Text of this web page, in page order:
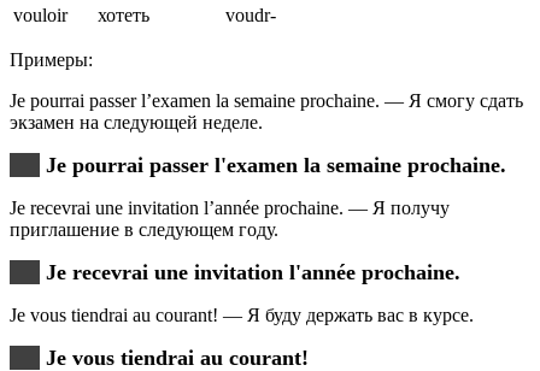
vouloir
хотеть voudr-
Примеры:
Je pourrai passer l’examen la semaine prochaine. — Я смогу сдать
экзамен на следующей неделе.
Je pourrai passer l'examen la semaine prochaine.
Je recevrai une invitation l’année prochaine. — Я получу
приглашение в следующем году.
Je recevrai une invitation l'année prochaine.
Je vous tiendrai au courant! — Я буду держать вас в курсе.
Je vous tiendrai au courant!